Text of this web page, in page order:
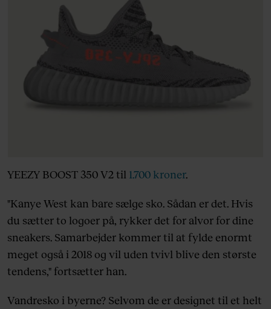
YEEZY BOOST 350 V2 til 1.700 kroner.
"Kanye West kan bare sælge sko. Sådan er det. Hvis
du sætter to logoer på, rykker det for alvor for dine
sneakers. Samarbejder kommer til at fylde enormt
meget også i 2018 og vil uden tvivl blive den største
tendens," fortsætter han.
Vandresko i byerne? Selvom de er designet til et helt